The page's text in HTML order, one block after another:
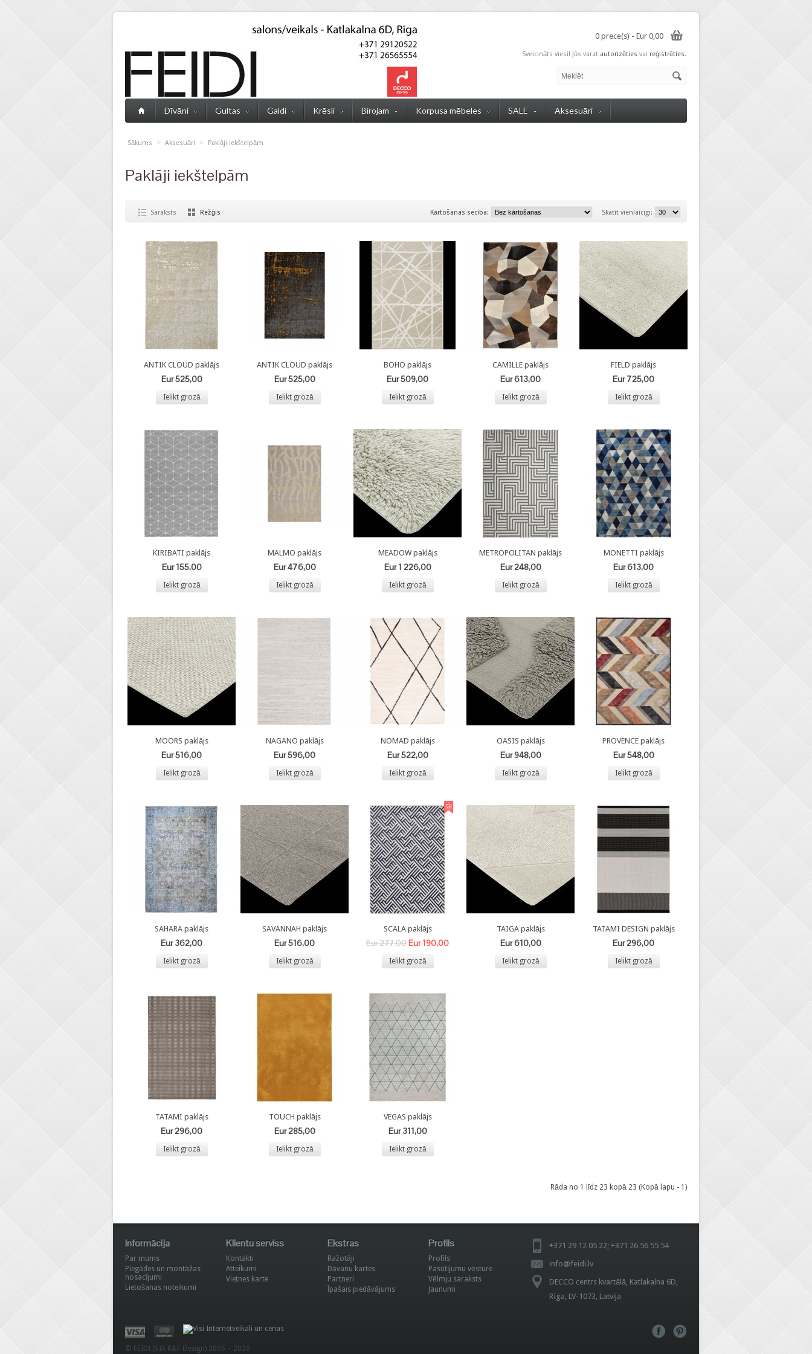
Sveicināts viesi! Jūs varat autorizēties vai reģistrēties.
0 prece(s) - Eur 0,00
Dīvāni Gultas Galdi Krēsli Birojam Korpusa mēbeles SALE Aksesuāri
Sākums > Aksesuāri > Paklāji iekštelpām
Paklāji iekštelpām
Saraksts Režģis Skatīt vienlaicīgi:
Kārtošanas secība:
ANTIK CLOUD paklājs
Eur 525,00
Ielikt grozā
ANTIK CLOUD paklājs
Eur 525,00
Ielikt grozā
BOHO paklājs
Eur 509,00
Ielikt grozā
CAMILLE paklājs
Eur 613,00
Ielikt grozā
FIELD paklājs
Eur 725,00
Ielikt grozā
KIRIBATI paklājs
Eur 155,00
Ielikt grozā
MALMO paklājs
Eur 476,00
Ielikt grozā
MEADOW paklājs
Eur 1 226,00
Ielikt grozā
METROPOLITAN paklājs
Eur 248,00
Ielikt grozā
MONETTI paklājs
Eur 613,00
Ielikt grozā
MOORS paklājs
Eur 516,00
Ielikt grozā
NAGANO paklājs
Eur 596,00
Ielikt grozā
NOMAD paklājs
Eur 522,00
Ielikt grozā
OASIS paklājs
Eur 948,00
Ielikt grozā
PROVENCE paklājs
Eur 548,00
Ielikt grozā
SAHARA paklājs
Eur 362,00
Ielikt grozā
SAVANNAH paklājs
Eur 516,00
Ielikt grozā
SCALA paklājs
Eur 277,00Eur 190,00
Ielikt grozā
TAIGA paklājs
Eur 610,00
Ielikt grozā
TATAMI DESIGN paklājs
Eur 296,00
Ielikt grozā
TATAMI paklājs
Eur 296,00
Ielikt grozā
TOUCH paklājs
Eur 285,00
Ielikt grozā
VEGAS paklājs
Eur 311,00
Ielikt grozā
Rāda no 1 līdz 23 kopā 23 (Kopā lapu - 1)
Informācija
Par mums
Piegādes un montāžas
nosacījumi
Lietošanas noteikumi
Klientu serviss
Kontakti
Atteikumi
Vietnes karte
Ekstras
Ražotāji
Dāvanu kartes
Partneri
Īpašais piedāvājums
Profils
Profils
Pasūtījumu vēsture
Vēlmju saraksts
Jaunumi
+371 29 12 05 22; +371 26 56 55 54
info@feidi.lv
DECCO centrs kvartālā, Katlakalna 6D,
Rīga, LV-1073, Latvija
© FEIDI (SIA R&F Design) 2005 – 2026